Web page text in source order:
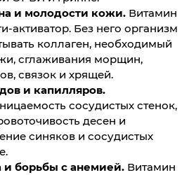
и молодости кожи.Витамин
активатор. Без него организм
коллаген, необходимый
сглаживания морщин,
связок и хрящей.
и капилляров.
сосудистых стенок,
десен и
синяков и сосудистых
и борьбы с анемией.Витамин